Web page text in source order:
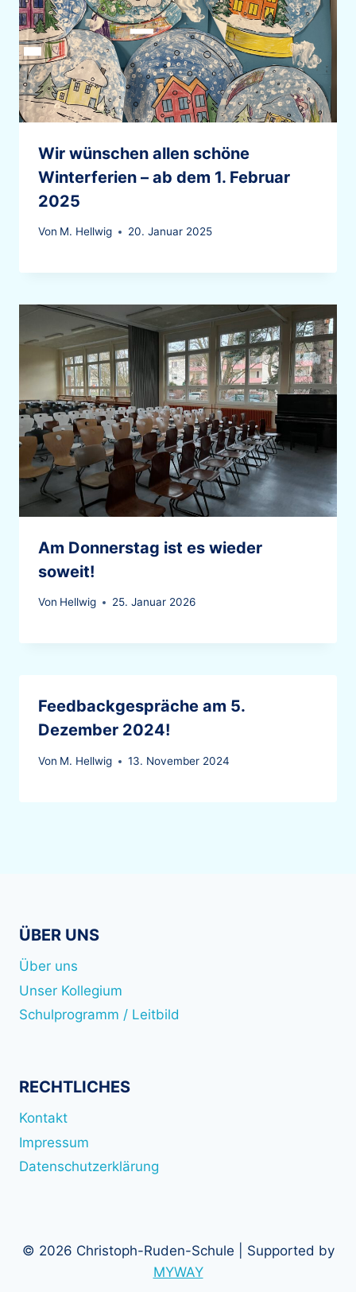
Wir wünschen allen schöne
Winterferien – ab dem 1. Februar
2025
Von M. Hellwig 20. Januar 2025
Am Donnerstag ist es wieder
soweit!
Von Hellwig 25. Januar 2026
Feedbackgespräche am 5.
Dezember 2024!
Von M. Hellwig 13. November 2024
ÜBER UNS
Über uns
Unser Kollegium
Schulprogramm / Leitbild
RECHTLICHES
Kontakt
Impressum
Datenschutzerklärung
© 2026 Christoph-Ruden-Schule | Supported by
MYWAY